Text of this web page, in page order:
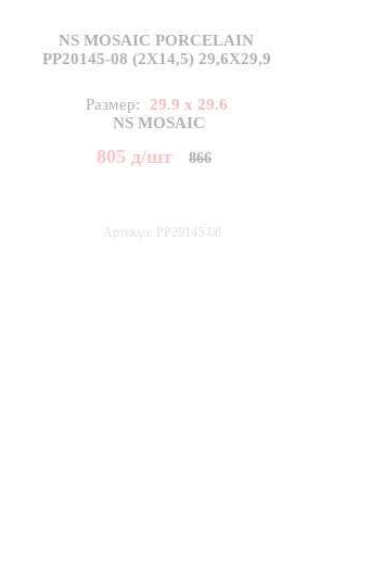
NS MOSAIC PORCELAIN
PP20145-08 (2X14,5) 29,6X29,9
Размер:
29.9 x 29.6
NS MOSAIC
805 д/шт 866
Артикул: PP20145-08